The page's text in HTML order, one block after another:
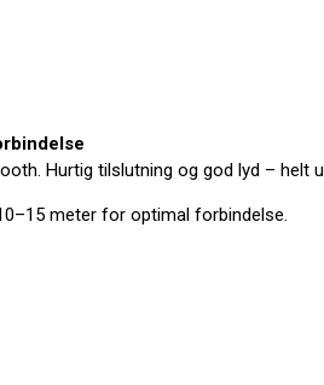
Hurtig tilslutning og god lyd – helt
meter for optimal forbindelse.